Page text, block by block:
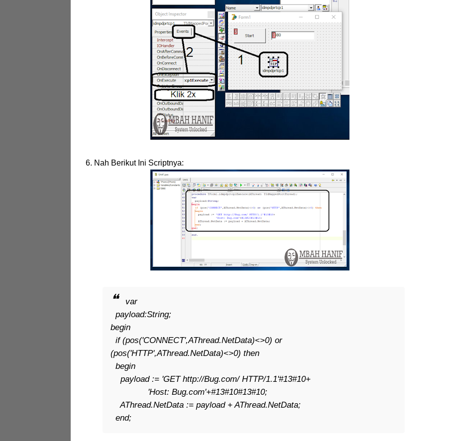
6. Nah Berikut Ini Scriptnya:
var
payload:String;
begin
if (pos('CONNECT',AThread.NetData)<>0) or
(pos('HTTP',AThread.NetData)<>0) then
begin
payload := 'GET http://Bug.com/ HTTP/1.1'#13#10+
'Host: Bug.com'+#13#10#13#10;
AThread.NetData := payload + AThread.NetData;
end;